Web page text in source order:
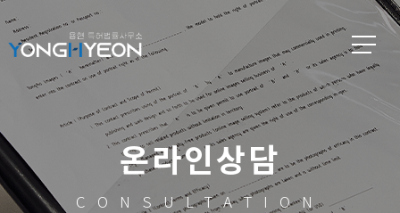
온라인상담
CONSULTATION